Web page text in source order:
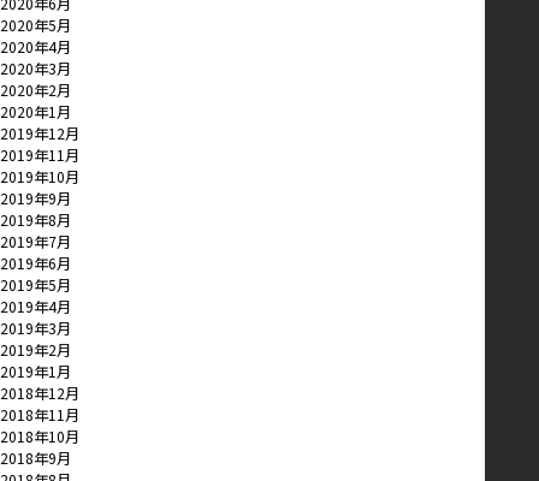
2020年5月
2020年4月
2020年3月
2020年2月
2020年1月
2019年12月
2019年11月
2019年10月
2019年9月
2019年8月
2019年7月
2019年6月
2019年5月
2019年4月
2019年3月
2019年2月
2019年1月
2018年12月
2018年11月
2018年10月
2018年9月